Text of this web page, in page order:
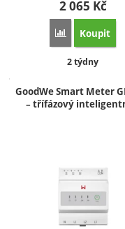
2 065 Kč
Přidat
Koupit
Dostupnost:
2 týdny
GoodWe Smart Meter
– třífázový